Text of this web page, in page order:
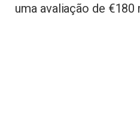
uma avaliação de €180